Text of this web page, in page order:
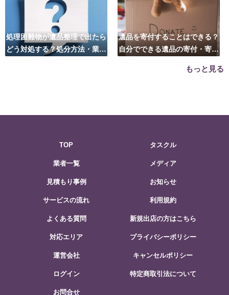
処理困難物が遺品整理で出たら
どう対処する？処分方法・業者
遺品を寄付することはできる？
自分でできる遺品の寄付・寄贈
もっと見る
TOP
業者一覧
見積もり事例
サービスの流れ
よくある質問
対応エリア
運営会社
ログイン
お問合せ
タスクル
メディア
お知らせ
利用規約
新規出店の方はこちら
プライバシーポリシー
キャンセルポリシー
特定商取引法について